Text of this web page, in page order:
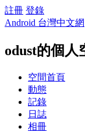
註冊 登錄
Android 台灣中文網
odust的個人
空間首頁
動態
記錄
日誌
相冊